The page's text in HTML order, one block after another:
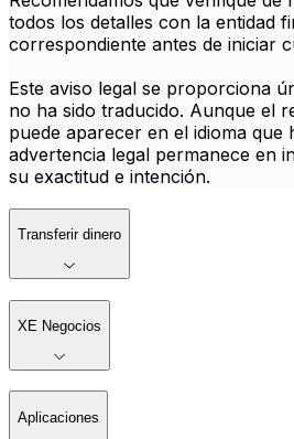
todos los detalles con la entidad
correspondiente antes de iniciar
Este aviso legal se proporciona
no ha sido traducido. Aunque el
puede aparecer en el idioma que
advertencia legal permanece en
su exactitud e intención.
Transferir dinero
XE Negocios
Aplicaciones